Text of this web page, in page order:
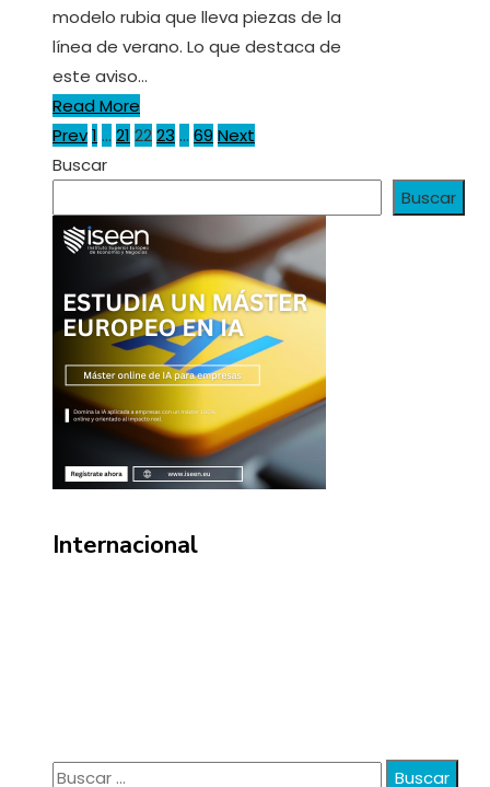
modelo rubia que lleva piezas de la
línea de verano. Lo que destaca de
este aviso…
Read More
Paginación
de
entradas
Prev1 … 21 2223 … 69 Next
Buscar
Buscar
Internacional
Buscar: